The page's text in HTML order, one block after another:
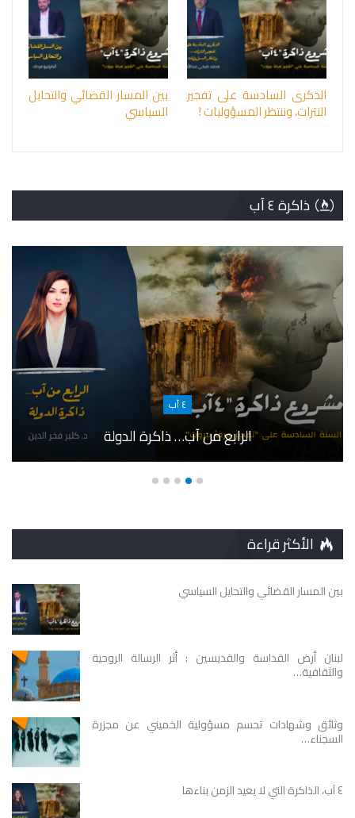
الذكرى السادسة على تفجير
النترات، وننتظر المسؤوليات !
بين المسار القضائي والتحايل
السياسي
ذاكرة ٤ آب
٤ آب
الرابع من آب… ذاكرة الدولة
الأكثر قراءة
بين المسار القضائي والتحايل السياسي
لبنان أرض القداسة والقديسين : أثر الرسالة الروحية
والثقافية…
وثائق وشهادات تحسم مسؤولية الخميني عن مجزرة
السجناء…
٤ آب، الذاكرة التي لا يعيد الزمن بناءها